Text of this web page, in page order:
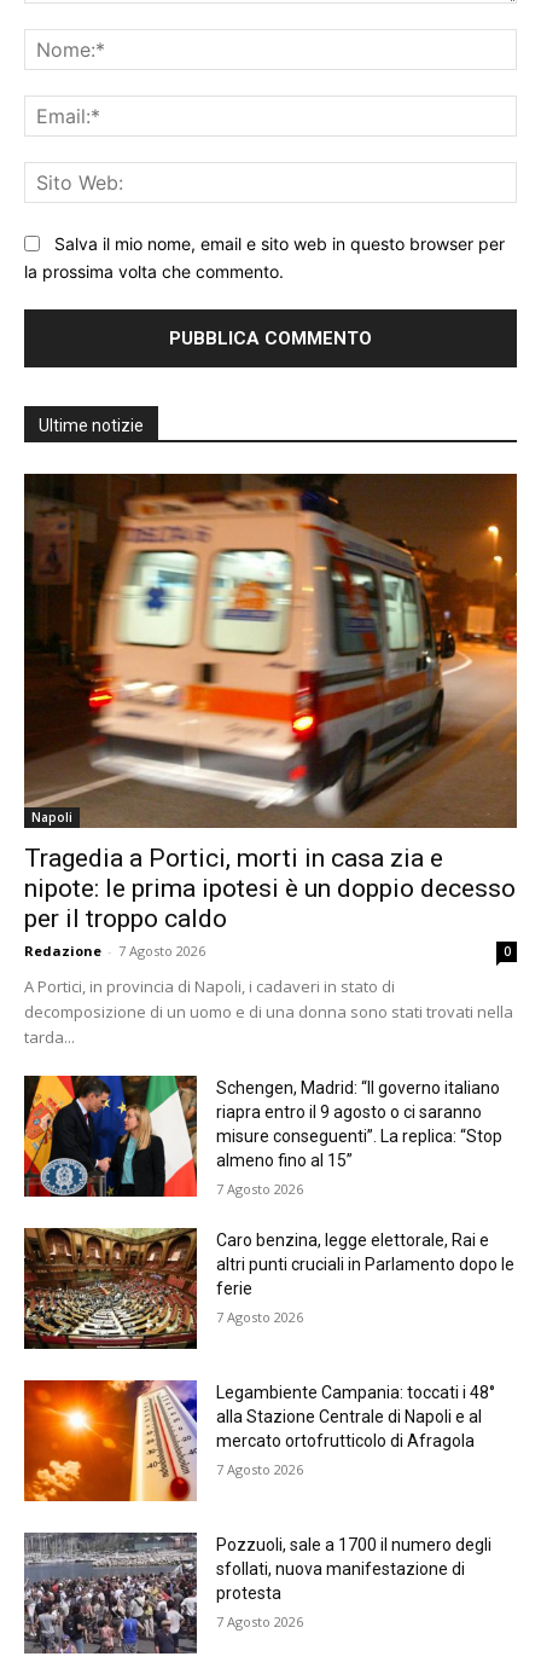
Salva il mio nome, email e sito web in questo browser per
la prossima volta che commento.
Ultime notizie
Napoli
Tragedia a Portici, morti in casa zia e
nipote: le prima ipotesi è un doppio decesso
per il troppo caldo
Redazione - 7 Agosto 2026 0
A Portici, in provincia di Napoli, i cadaveri in stato di
decomposizione di un uomo e di una donna sono stati trovati nella
tarda...
Schengen, Madrid: “Il governo italiano
riapra entro il 9 agosto o ci saranno
misure conseguenti”. La replica: “Stop
almeno fino al 15”
7 Agosto 2026
Caro benzina, legge elettorale, Rai e
altri punti cruciali in Parlamento dopo le
ferie
7 Agosto 2026
Legambiente Campania: toccati i 48°
alla Stazione Centrale di Napoli e al
mercato ortofrutticolo di Afragola
7 Agosto 2026
Pozzuoli, sale a 1700 il numero degli
sfollati, nuova manifestazione di
protesta
7 Agosto 2026